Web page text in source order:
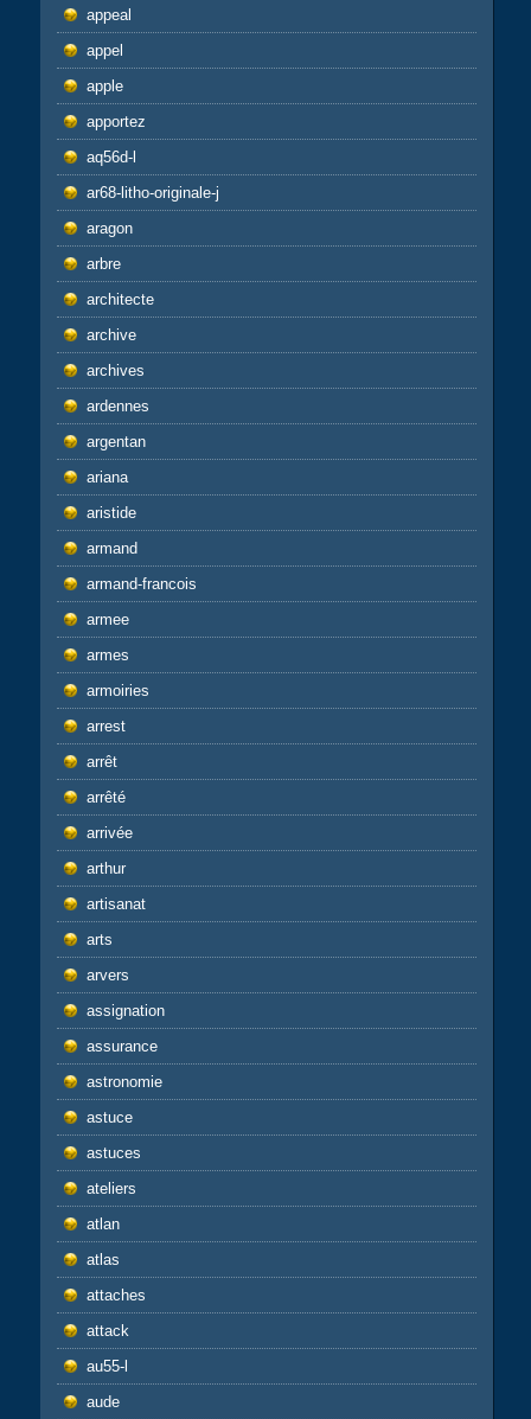
appeal
appel
apple
apportez
aq56d-l
ar68-litho-originale-j
aragon
arbre
architecte
archive
archives
ardennes
argentan
ariana
aristide
armand
armand-francois
armee
armes
armoiries
arrest
arrêt
arrêté
arrivée
arthur
artisanat
arts
arvers
assignation
assurance
astronomie
astuce
astuces
ateliers
atlan
atlas
attaches
attack
au55-l
aude